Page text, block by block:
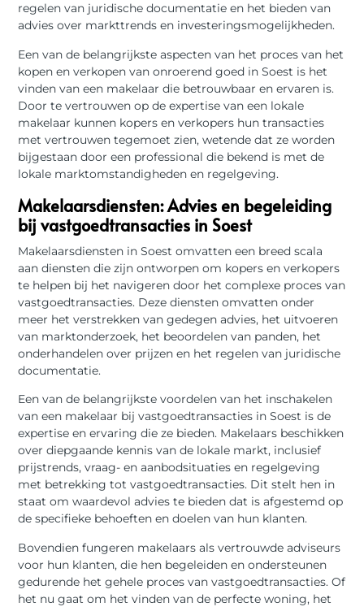
regelen van juridische documentatie en het bieden van
advies over markttrends en investeringsmogelijkheden.
Een van de belangrijkste aspecten van het proces van het
kopen en verkopen van onroerend goed in Soest is het
vinden van een makelaar die betrouwbaar en ervaren is.
Door te vertrouwen op de expertise van een lokale
makelaar kunnen kopers en verkopers hun transacties
met vertrouwen tegemoet zien, wetende dat ze worden
bijgestaan door een professional die bekend is met de
lokale marktomstandigheden en regelgeving.
Makelaarsdiensten: Advies en begeleiding
bij vastgoedtransacties in Soest
Makelaarsdiensten in Soest omvatten een breed scala
aan diensten die zijn ontworpen om kopers en verkopers
te helpen bij het navigeren door het complexe proces van
vastgoedtransacties. Deze diensten omvatten onder
meer het verstrekken van gedegen advies, het uitvoeren
van marktonderzoek, het beoordelen van panden, het
onderhandelen over prijzen en het regelen van juridische
documentatie.
Een van de belangrijkste voordelen van het inschakelen
van een makelaar bij vastgoedtransacties in Soest is de
expertise en ervaring die ze bieden. Makelaars beschikken
over diepgaande kennis van de lokale markt, inclusief
prijstrends, vraag- en aanbodsituaties en regelgeving
met betrekking tot vastgoedtransacties. Dit stelt hen in
staat om waardevol advies te bieden dat is afgestemd op
de specifieke behoeften en doelen van hun klanten.
Bovendien fungeren makelaars als vertrouwde adviseurs
voor hun klanten, die hen begeleiden en ondersteunen
gedurende het gehele proces van vastgoedtransacties. Of
het nu gaat om het vinden van de perfecte woning, het